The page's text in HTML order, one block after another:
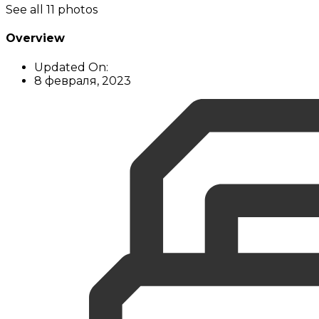
See all 11 photos
Overview
Updated On:
8 февраля, 2023